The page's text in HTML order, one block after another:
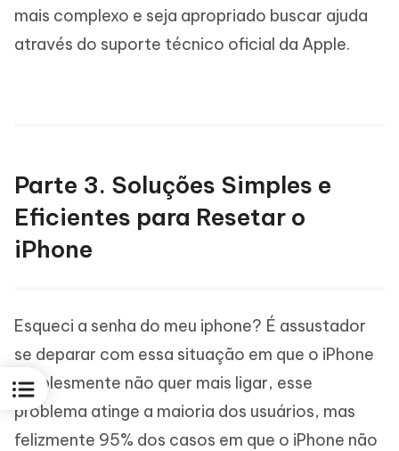
mais complexo e seja apropriado buscar ajuda
através do suporte técnico oficial da Apple.
Parte 3. Soluções Simples e
Eficientes para Resetar o
iPhone
Esqueci a senha do meu iphone? É assustador
se deparar com essa situação em que o iPhone
simplesmente não quer mais ligar, esse
problema atinge a maioria dos usuários, mas
felizmente 95% dos casos em que o iPhone não